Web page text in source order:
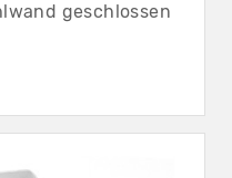
geschlossen